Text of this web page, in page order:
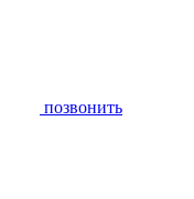
позвонить